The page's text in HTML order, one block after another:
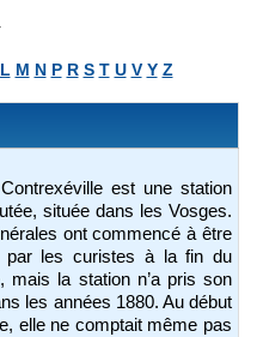
L M N P R S T U V Y Z
Contrexéville est une station
située dans les Vosges.
ont commencé à être
par les curistes à la fin du
mais la station n’a pris son
les années 1880. Au début
elle ne comptait même pas